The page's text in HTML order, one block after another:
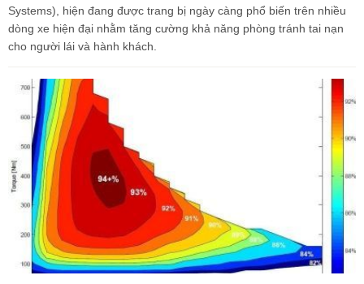
Systems), hiện đang được trang bị ngày càng phổ biến trên nhiều
dòng xe hiện đại nhằm tăng cường khả năng phòng tránh tai nạn
cho người lái và hành khách.